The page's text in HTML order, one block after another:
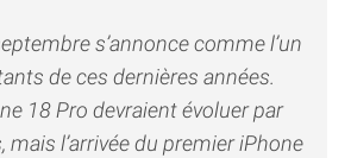
s’annonce comme l’un
de ces dernières années.
18 Pro devraient évoluer par
l’arrivée du premier iPhone